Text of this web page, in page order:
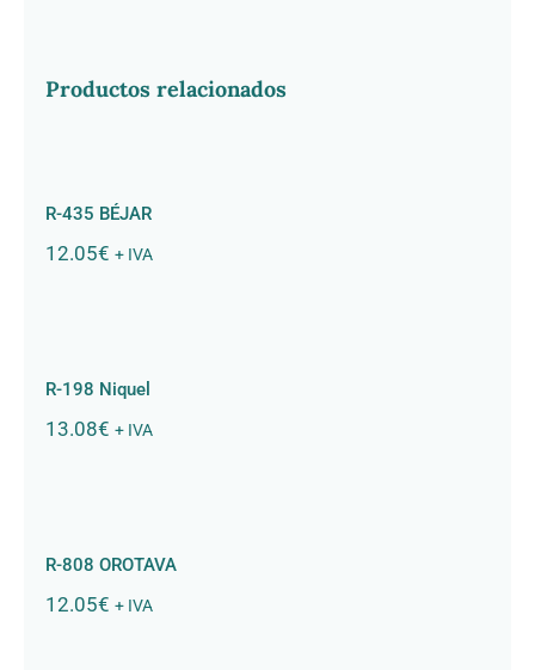
Productos relacionados
R-435 BÉJAR
12.05€ + IVA
R-198 Niquel
13.08€ + IVA
R-808 OROTAVA
12.05€ + IVA